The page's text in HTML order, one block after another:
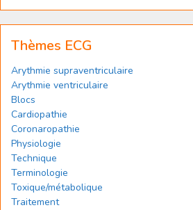
Thèmes ECG
Arythmie supraventriculaire
Arythmie ventriculaire
Blocs
Cardiopathie
Coronaropathie
Physiologie
Technique
Terminologie
Toxique/métabolique
Traitement